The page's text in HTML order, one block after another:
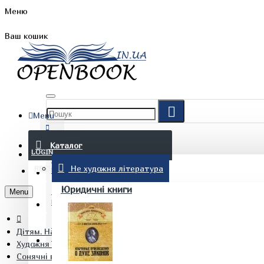
Меню
Ваш кошик
БЛОГ
КОНТАКТИ
(097) 015 28 90
Menu
Каталог
Не художня література
Юридичні книги
LOGIN
REGISTER
Menu
Дітям. Навчання та дозвілля
Художня література для дітей. Дозвілля
Сонячні вітрила. Книжка для додаткового читання 3 клас